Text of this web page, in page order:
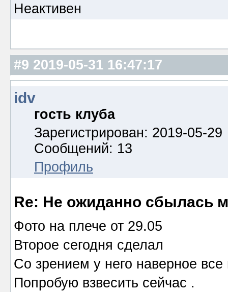
Неактивен
#9 2019-05-31 16:47:17
idv
гость клуба
Зарегистрирован: 2019-05-29
Сообщений: 13
Профиль
Re: Не ожиданно сбылась
Фото на плече от 29.05
Второе сегодня сделал
Со зрением у него наверное
Попробую взвесить сейчас .